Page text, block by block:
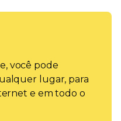
você pode
lugar, para
e em todo o